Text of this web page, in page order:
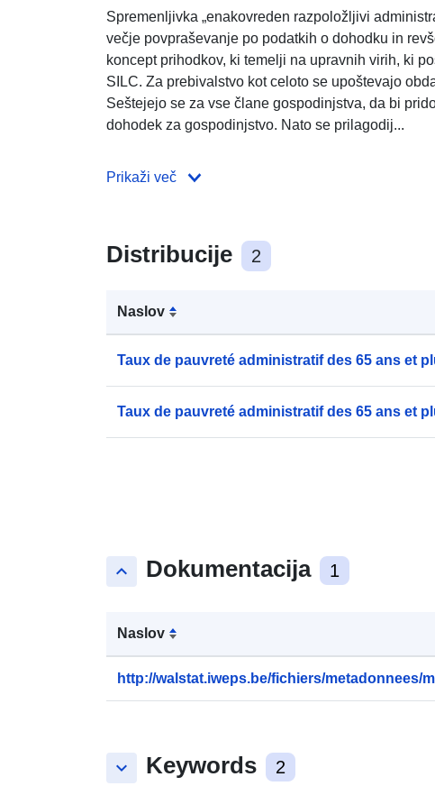
Spremenljivka „enakovreden razpoložljivi
večje povpraševanje po podatkih o dohodku in
koncept prihodkov, ki temelji na upravnih virih, ki
SILC. Za prebivalstvo kot celoto se upoštevajo
Seštejejo se za vse člane gospodinjstva, da bi
dohodek za gospodinjstvo. Nato se prilagodij...
Prikaži več
Distribucije 2
Naslov
Taux de pauvreté administratif des 65 ans et
Taux de pauvreté administratif des 65 ans et
keyboard_arrow_up Dokumentacija 1
Naslov
http://walstat.iweps.be/fichiers/metadonnees/
keyboard_arrow_down Keywords 2